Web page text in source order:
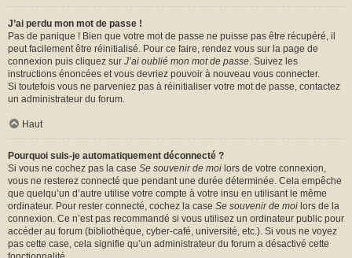
J’ai perdu mon mot de passe !
Pas de panique ! Bien que votre mot de passe ne puisse pas être récupéré, il
peut facilement être réinitialisé. Pour ce faire, rendez vous sur la page de
connexion puis cliquez sur J’ai oublié mon mot de passe. Suivez les
instructions énoncées et vous devriez pouvoir à nouveau vous connecter.
Si toutefois vous ne parveniez pas à réinitialiser votre mot de passe, contactez
un administrateur du forum.
Haut
Pourquoi suis-je automatiquement déconnecté ?
Si vous ne cochez pas la case Se souvenir de moi lors de votre connexion,
vous ne resterez connecté que pendant une durée déterminée. Cela empêche
que quelqu’un d’autre utilise votre compte à votre insu en utilisant le même
ordinateur. Pour rester connecté, cochez la case Se souvenir de moi lors de la
connexion. Ce n’est pas recommandé si vous utilisez un ordinateur public pour
accéder au forum (bibliothèque, cyber-café, université, etc.). Si vous ne voyez
pas cette case, cela signifie qu’un administrateur du forum a désactivé cette